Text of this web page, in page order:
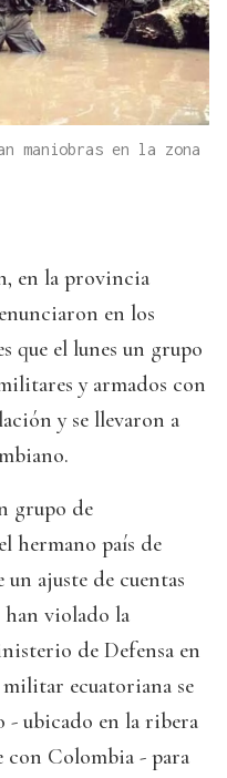
maniobras en la zona
en la provincia
en los
que el lunes un grupo
y armados con
y se llevaron a
grupo de
hermano país de
ajuste de cuentas
han violado la
de Defensa en
ecuatoriana se
ubicado en la ribera
Colombia - para